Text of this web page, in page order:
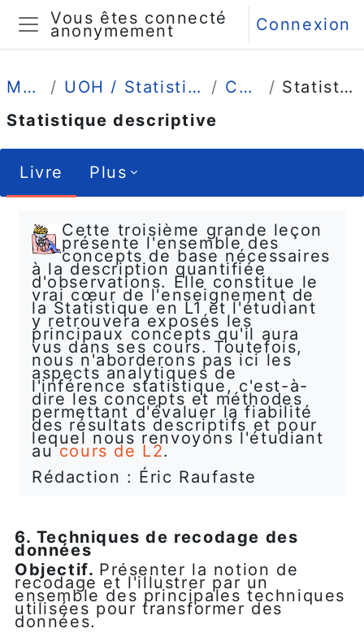
Passer au contenu principal
Panneau latéral
Vous êtes connecté
anonymement Connexion
Mes cours UOH / Statistique et Psychométrie en L1 Comprendre
Statistique descriptive
Statistique descriptive
Livre Plus
Cette troisième grande leçon
présente l'ensemble des
concepts de base nécessaires
à la description quantifiée
d'observations. Elle constitue le
vrai cœur de l'enseignement de
la Statistique en L1 et l'étudiant
y retrouvera exposés les
principaux concepts qu'il aura
vus dans ses cours. Toutefois,
nous n'aborderons pas ici les
aspects analytiques de
l'inférence statistique, c'est-à-
dire les concepts et méthodes
permettant d'évaluer la fiabilité
des résultats descriptifs et pour
lequel nous renvoyons l'étudiant
aucours de L2.
Rédaction : Éric Raufaste
6. Techniques de recodage des
données
Objectif. Présenter la notion de
recodage et l'illustrer par un
ensemble des principales techniques
utilisées pour transformer des
données.